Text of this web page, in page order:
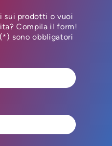
sui prodotti o vuoi
Compila il form!
sono obbligatori